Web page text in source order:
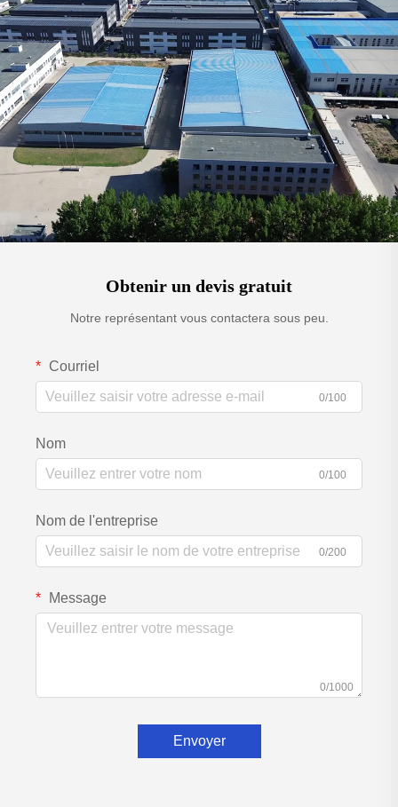
Obtenir un devis gratuit
Notre représentant vous contactera sous peu.
Courriel
0/100
Nom
0/100
Nom de l'entreprise
0/200
Message
0/1000
Envoyer